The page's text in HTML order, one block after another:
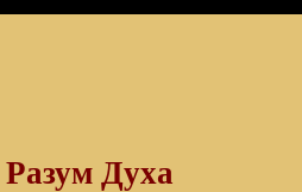
Разум Духа